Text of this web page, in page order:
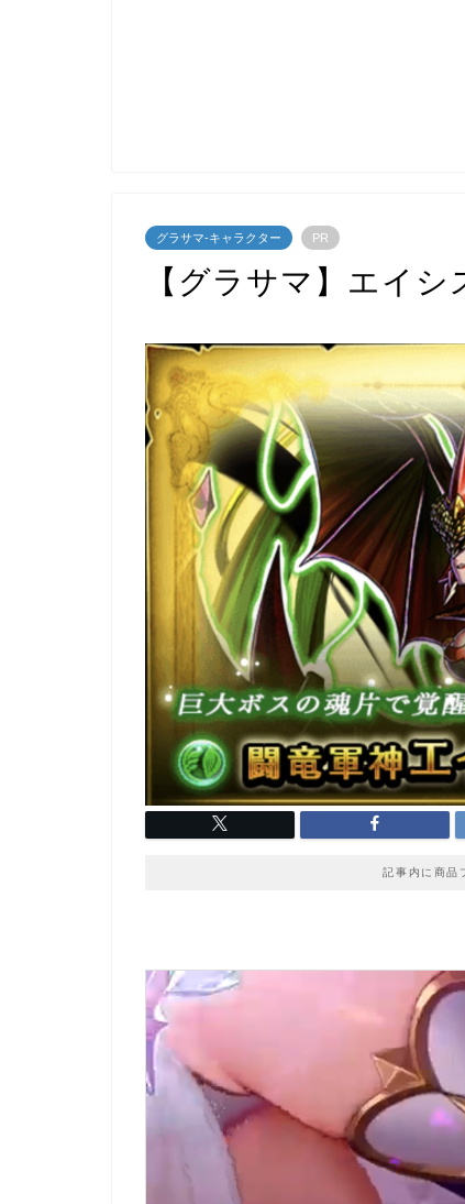
グラサマ-キャラクター PR
【グラサマ】エイ
記事内に商品